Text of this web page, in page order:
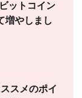
ットコイン
増やしまし
スメのポイ